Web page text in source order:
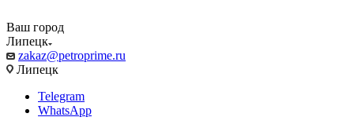
Ваш город
Липецк
zakaz@petroprime.ru
Липецк
Telegram
WhatsApp